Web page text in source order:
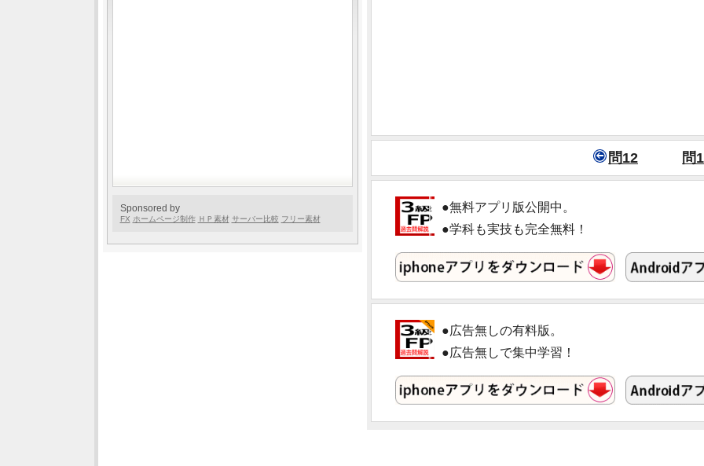
問12 問
●無料アプリ版公開中。
●学科も実技も完全無料！
●広告無しの有料版。
●広告無しで集中学習！
Sponsored by
FX ホームページ制作 ＨＰ素材 サーバー比較 フリー素材